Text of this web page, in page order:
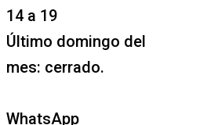
14 a 19
Último domingo del
mes: cerrado.
WhatsApp